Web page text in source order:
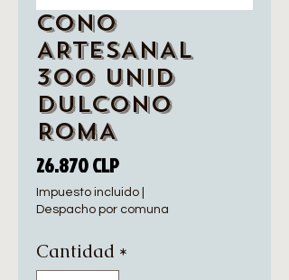
CONO
ARTESANAL
300 UNID
DULCONO
ROMA
26.870 CLPPrecio
Impuesto incluido
Despacho por comuna
Cantidad *